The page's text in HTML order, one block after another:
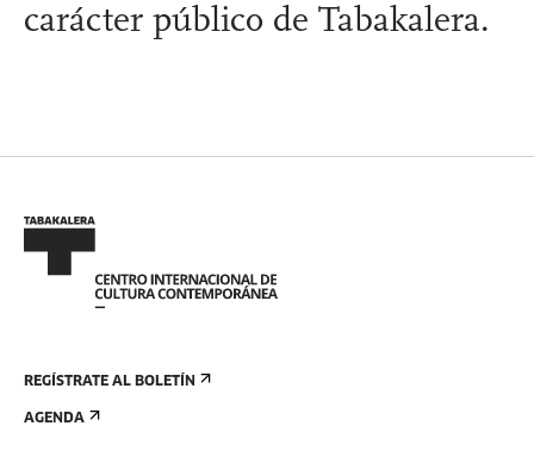
carácter público de Tabakalera.
REGÍSTRATE AL BOLETÍN
AGENDA